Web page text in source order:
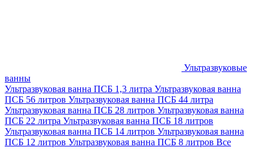
Ультразвуковые
ванны
Ультразвуковая ванна ПСБ 1,3 литра Ультразвуковая ванна
ПСБ 56 литров Ультразвуковая ванна ПСБ 44 литра
Ультразвуковая ванна ПСБ 28 литров Ультразвуковая ванна
ПСБ 22 литра Ультразвуковая ванна ПСБ 18 литров
Ультразвуковая ванна ПСБ 14 литров Ультразвуковая ванна
ПСБ 12 литров Ультразвуковая ванна ПСБ 8 литров Все